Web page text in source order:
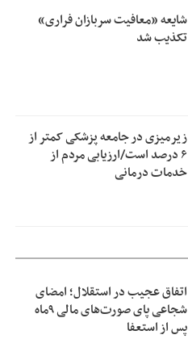
شایعه «معافیت سربازان فراری»
تکذیب شد
زیرمیزی در جامعه پزشکی کمتر از
۶ درصد است/ارزیابی مردم از
خدمات درمانی
اتفاق عجیب در استقلال؛ امضای
شجاعی پای صورت‌های مالی ٩ماه
پس از استعفا